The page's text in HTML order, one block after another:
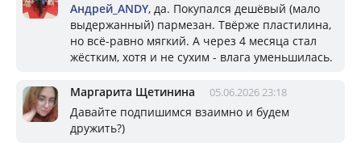
Андрей_ANDY, да. Покупался дешëвый (мало
выдержанный) пармезан. Твёрже пластилина,
но всё-равно мягкий. А через 4 месяца стал
жёстким, хотя и не сухим - влага уменьшилась.
Маргарита Щетинина 05.06.2026 23:18
Давайте подпишимся взаимно и будем
дружить?)